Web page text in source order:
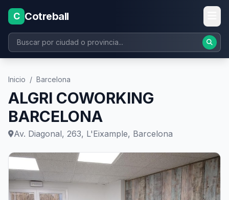
C Cotreball
Inicio / Barcelona
ALGRI COWORKING
BARCELONA
Av. Diagonal, 263, L'Eixample, Barcelona